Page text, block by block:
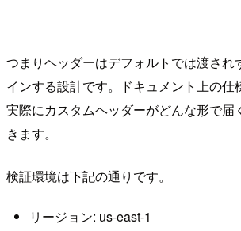
つまりヘッダーはデフォルトでは渡され
インする設計です。ドキュメント上の仕
実際にカスタムヘッダーがどんな形で届
きます。
検証環境は下記の通りです。
リージョン: us-east-1